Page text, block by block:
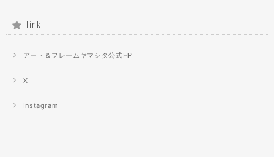
Link
アート＆フレームヤマシタ公式HP
X
Instagram